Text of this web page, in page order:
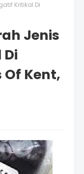
Kritikal Di
Jenis
Kent,